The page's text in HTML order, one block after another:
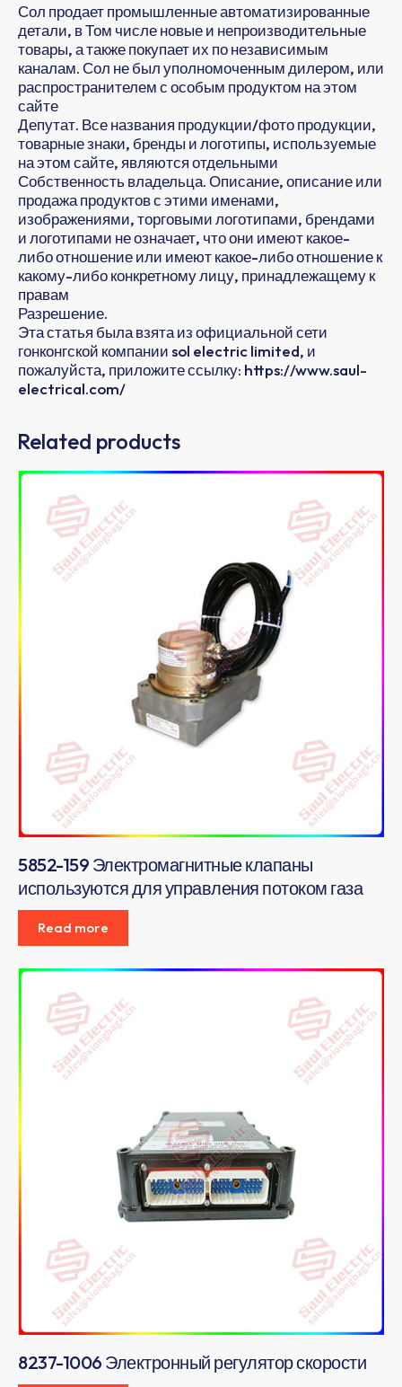
Сол продает промышленные автоматизированные
детали, в Том числе новые и непроизводительные
товары, а также покупает их по независимым
каналам. Сол не был уполномоченным дилером, или
распространителем с особым продуктом на этом
сайте
Депутат. Все названия продукции/фото продукции,
товарные знаки, бренды и логотипы, используемые
на этом сайте, являются отдельными
Собственность владельца. Описание, описание или
продажа продуктов с этими именами,
изображениями, торговыми логотипами, брендами
и логотипами не означает, что они имеют какое-
либо отношение или имеют какое-либо отношение к
какому-либо конкретному лицу, принадлежащему к
правам
Разрешение.
Эта статья была взята из официальной сети
гонконгской компании sol electric limited, и
пожалуйста, приложите ссылку: https://www.saul-
electrical.com/
Related products
5852-159 Электромагнитные клапаны
используются для управления потоком газа
Read more
8237-1006 Электронный регулятор скорости